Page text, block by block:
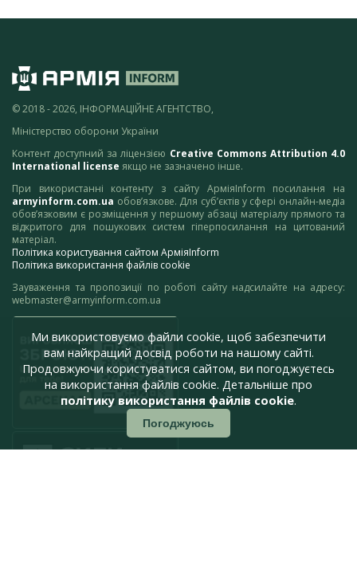
© 2018 - 2026, ІНФОРМАЦІЙНЕ АГЕНТСТВО,
Міністерство оборони України
Контент доступний за ліцензією Creative Commons Attribution 4.0
International license якщо не зазначено інше.
При використанні контенту з сайту АрміяInform посилання на
armyinform.com.ua обов’язкове. Для суб’єктів у сфері онлайн-медіа
обов’язковим є розміщення у першому абзаці матеріалу прямого та
відкритого для пошукових систем гіперпосилання на цитований
матеріал.
Політика користування сайтом АрміяInform
Політика використання файлів cookie
Зауваження та пропозиції по роботі сайту надсилайте на адресу:
webmaster@armyinform.com.ua
Ми використовуємо файли cookie, щоб забезпечити
вам найкращий досвід роботи на нашому сайті.
Продовжуючи користуватися сайтом, ви погоджуєтесь
на використання файлів cookie. Детальніше про
політику використання файлів cookie.
Погоджуюсь